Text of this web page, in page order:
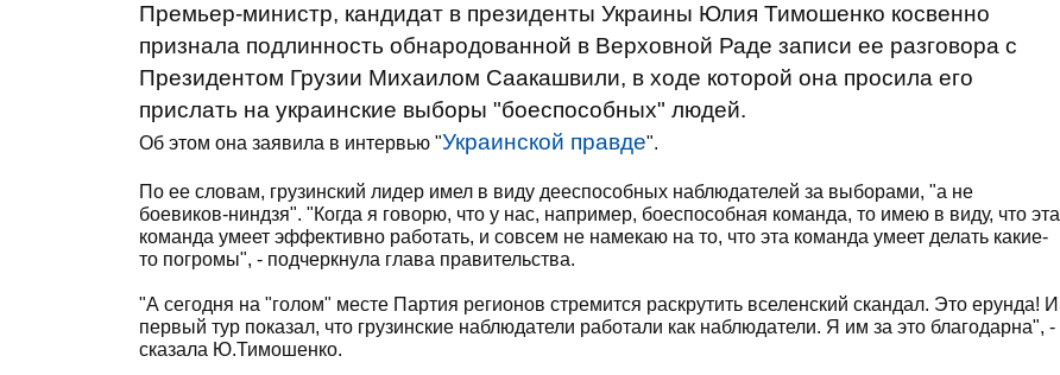
Премьер-министр, кандидат в президенты Украины Юлия Тимошенко косвенно
признала подлинность обнародованной в Верховной Раде записи ее разговора с
Президентом Грузии Михаилом Саакашвили, в ходе которой она просила его
прислать на украинские выборы "боеспособных" людей.
Об этом она заявила в интервью "Украинской правде".
По ее словам, грузинский лидер имел в виду дееспособных наблюдателей за выборами, "а не
боевиков-ниндзя". "Когда я говорю, что у нас, например, боеспособная команда, то имею в виду, что эта
команда умеет эффективно работать, и совсем не намекаю на то, что эта команда умеет делать какие-
то погромы", - подчеркнула глава правительства.
"А сегодня на "голом" месте Партия регионов стремится раскрутить вселенский скандал. Это ерунда! И
первый тур показал, что грузинские наблюдатели работали как наблюдатели. Я им за это благодарна", -
сказала Ю.Тимошенко.